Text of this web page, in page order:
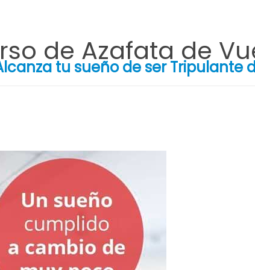
de Azafata de
tu sueño de ser Tripulante